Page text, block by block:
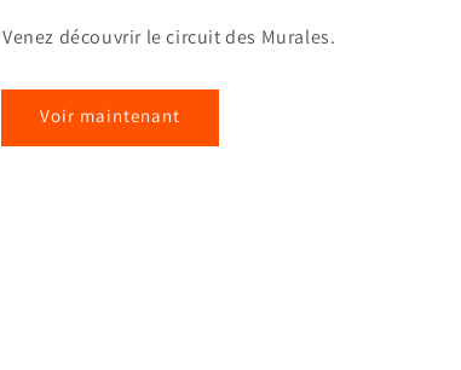
Venez découvrir le circuit des Murales.
Voir maintenant